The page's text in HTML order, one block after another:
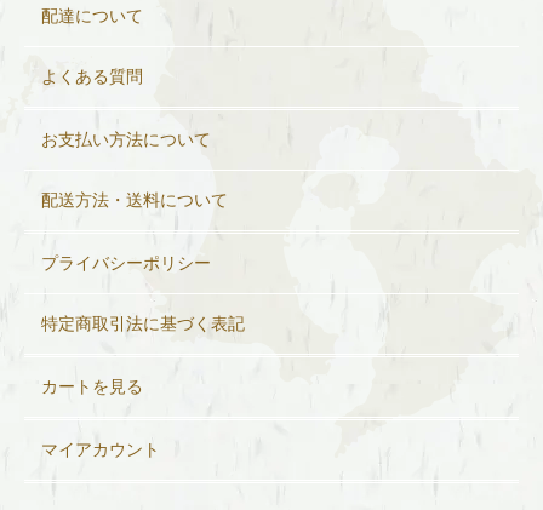
配達について
よくある質問
お支払い方法について
配送方法・送料について
プライバシーポリシー
特定商取引法に基づく表記
カートを見る
マイアカウント